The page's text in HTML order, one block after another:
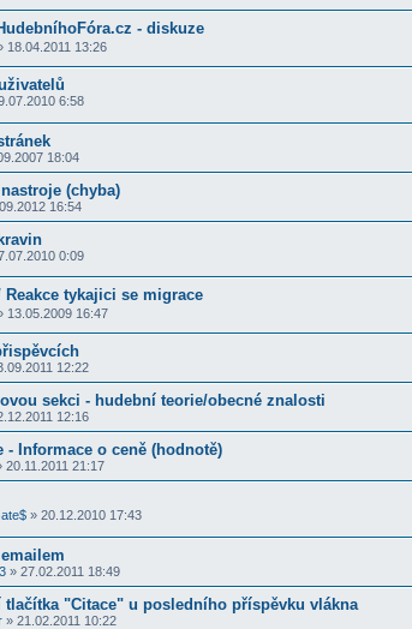
- diskuze
18.04.2011 13:26
6:58
18:04
(chyba)
16:54
0:09
Reakce tykajici se migrace
13.05.2009 16:47
12:22
sekci - hudební teorie/obecné znalosti
12:16
- Informace o ceně (hodnotě)
20.11.2011 21:17
» 20.12.2010 17:43
» 27.02.2011 18:49
tlačítka "Citace" u posledního příspěvku vlákna
» 21.02.2011 10:22